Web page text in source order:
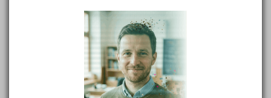
Důležité reakce organických sloučenin a jejich význam
Zákonitosti v elektronové struktuře
Základní charakteristiky obyvatelstva a geografie sídel
Karel Hynek Mácha: Máj